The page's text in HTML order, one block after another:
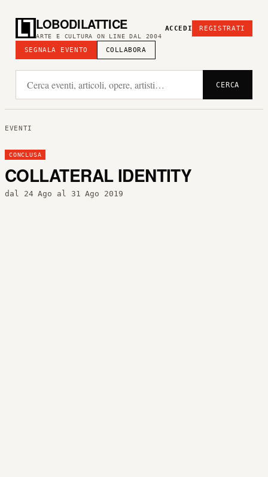
LOBODILATTICE
ARTE E CULTURA ON LINE DAL 2004
SEGNALA EVENTO COLLABORA
ACCEDI REGISTRATI
CERCA
EVENTI
CONCLUSA
COLLATERAL IDENTITY
dal 24 Ago al 31 Ago 2019